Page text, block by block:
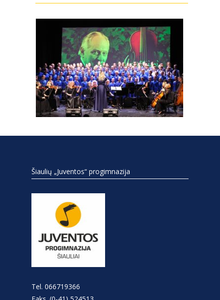
Šiaulių „Juventos“ progimnazija
Tel. 066719366